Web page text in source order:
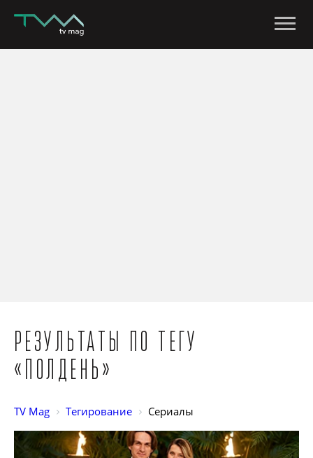
Результаты по тегу
«Полдень»
TV Mag Тегирование Сериалы